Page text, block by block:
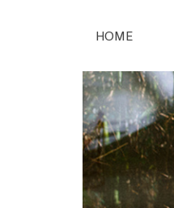
HOME
JASSEN
REGENJASSEN
BLAZERS
GILETS
JURKEN
JUMPSUITS
PANTALONS
VERZORGING